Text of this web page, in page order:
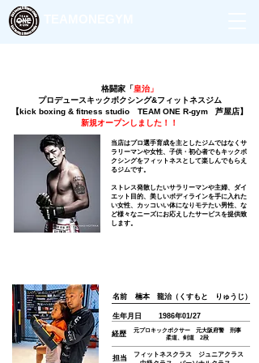
格闘家「皇治」
プロデュースキックボクシング&フィットネスジム
【kick boxing & fitness studio TEAM ONE R-gym 芦屋店】
​新規オープンしました！！
当店はプロ選手育成を主としたジムではなくサ
ラリーマンや女性、子供・初心者でもキックボ
クシングをフィットネスとして楽しんでもらえ
るジムです。
ストレス発散したいサラリーマンや主婦、ダイ
エット目的、美しいボディラインを手に入れた
い女性、カッコいい体になりモテたい男性、な
ど様々なニーズにお応え したサービスを提供致
します。
​名前 楠本 龍治（くすもと りゅうじ）
生年月日 1986年01/27
経歴
元プロキックボクサー 元大阪府警 刑事
柔道、剣道 2段
​担当
フィットネスクラス ジュニアクラス